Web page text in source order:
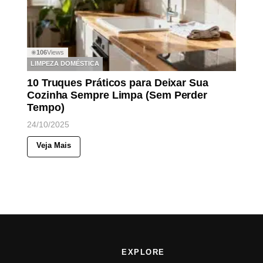
◉106Views
LIMPEZA DOMÉSTICA
10 Truques Práticos para Deixar Sua
Cozinha Sempre Limpa (Sem Perder
Tempo)
24/10/2025
Veja Mais
EXPLORE